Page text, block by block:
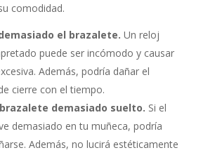
comodidad.
el brazalete. Un reloj
puede ser incómodo y causar
Además, podría dañar el
cierre con el tiempo.
demasiado suelto. Si el
demasiado en tu muñeca, podría
Además, no lucirá estéticamente